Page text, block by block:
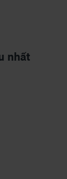
nhất